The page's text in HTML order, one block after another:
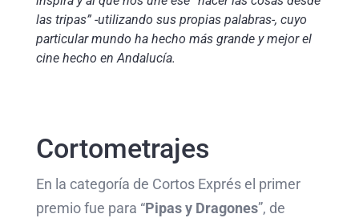
las tripas” -utilizando sus propias palabras-, cuyo
particular mundo ha hecho más grande y mejor el
cine hecho en Andalucía.
Cortometrajes
En la categoría de Cortos Exprés el primer
premio fue para “Pipas y Dragones”, de